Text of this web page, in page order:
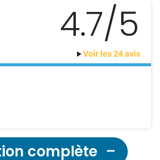
4.7/5
Voir les 24 avis
complète